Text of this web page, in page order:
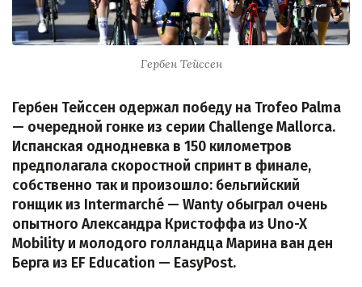
Гербен Тейссен
Гербен Тейссен одержал победу на Trofeo Palma
— очередной гонке из серии Challenge Mallorca.
Испанская однодневка в 150 километров
предполагала скоростной спринт в финале,
собственно так и произошло: бельгийский
гонщик из Intermarché — Wanty обыграл очень
опытного Александра Кристоффа из Uno-X
Mobility и молодого голландца Марина ван ден
Берга из EF Education — EasyPost.